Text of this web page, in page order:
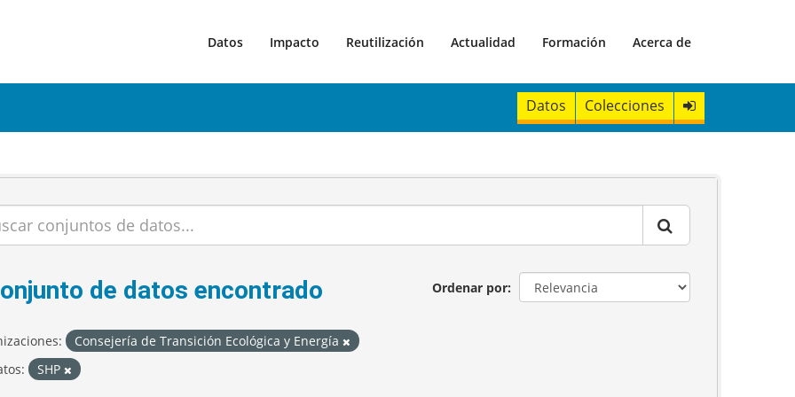
Datos Impacto Reutilización Actualidad Formación Acerca de
Datos Colecciones
Ordenar por
de datos encontrado
Consejería de Transición Ecológica y Energía
SHP